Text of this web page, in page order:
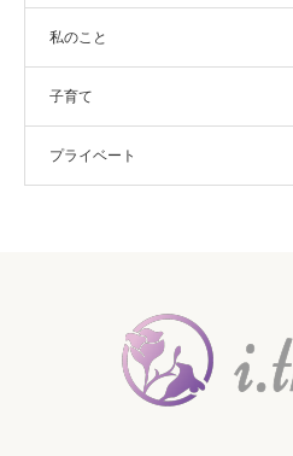
私のこと
子育て
プライベート